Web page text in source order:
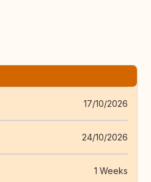
17/10/2026
24/10/2026
1 Weeks